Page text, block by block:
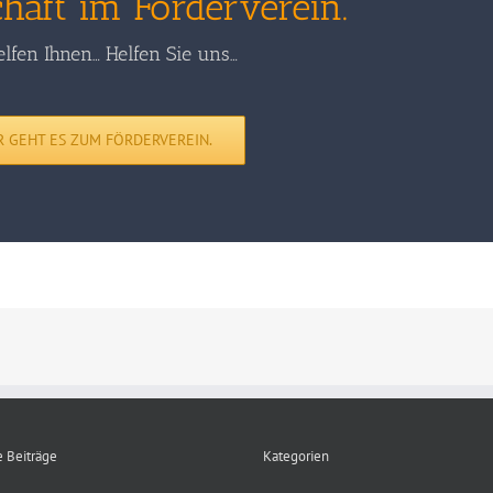
Ihnen… Helfen Sie uns…
GEHT ES ZUM FÖRDERVEREIN.
Beiträge Kategorien